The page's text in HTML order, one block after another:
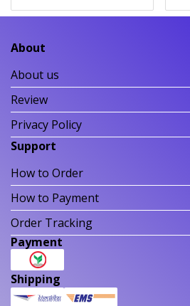
About
About us
Review
Privacy Policy
Support
How to Order
How to Payment
Order Tracking
Payment
Shipping